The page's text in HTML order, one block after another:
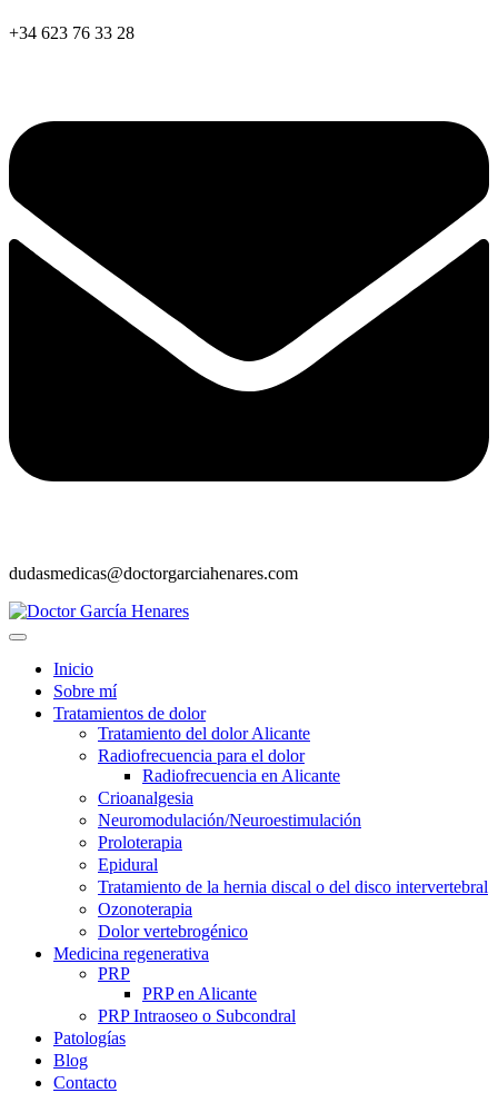
+34 623 76 33 28
dudasmedicas@doctorgarciahenares.com
Inicio
Sobre mí
Tratamientos de dolor
Tratamiento del dolor Alicante
Radiofrecuencia para el dolor
Radiofrecuencia en Alicante
Crioanalgesia
Neuromodulación/Neuroestimulación
Proloterapia
Epidural
Tratamiento de la hernia discal o del disco intervertebral
Ozonoterapia
Dolor vertebrogénico
Medicina regenerativa
PRP
PRP en Alicante
PRP Intraoseo o Subcondral
Patologías
Blog
Contacto